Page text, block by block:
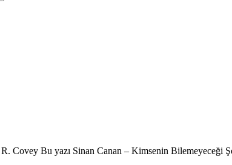
Covey Bu yazı Sinan Canan – Kimsenin Bilemeyeceği